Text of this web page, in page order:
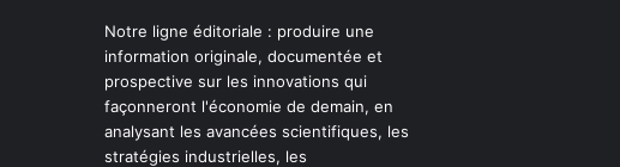
Notre ligne éditoriale : produire une
information originale, documentée et
prospective sur les innovations qui
façonneront l'économie de demain, en
analysant les avancées scientifiques, les
stratégies industrielles, les